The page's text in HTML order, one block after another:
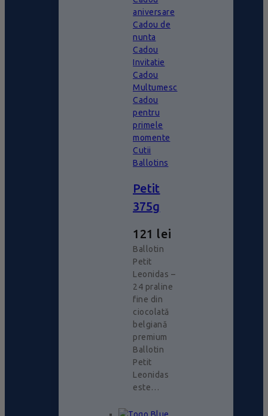
aniversare
Cadou de
nunta
Cadou
Invitatie
Cadou
Multumesc
Cadou
pentru
primele
momente
Cutii
Ballotins
Petit
375g
121 lei
Ballotin
Petit
Leonidas –
24 praline
fine din
ciocolată
belgiană
premium
Ballotin
Petit
Leonidas
este…